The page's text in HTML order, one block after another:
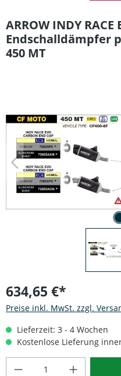
ARROW INDY RACE
Endschalldämpfer
450 MT
634,65 €*
Preise inkl. MwSt. zzgl.
Lieferzeit: 3 - 4 Wochen
Kostenlose Lieferung
Produkt Anzahl: